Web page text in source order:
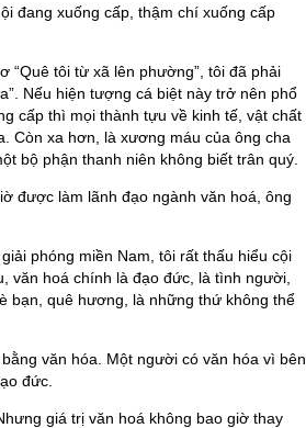
đang xuống cấp, thậm chí xuống cấp
“Quê tôi từ xã lên phường”, tôi đã phải
Nếu hiện tượng cá biệt này trở nên phổ
cấp thì mọi thành tựu về kinh tế, vật chất
Còn xa hơn, là xương máu của ông cha
bộ phận thanh niên không biết trân quý.
được làm lãnh đạo ngành văn hoá, ông
phóng miền Nam, tôi rất thấu hiểu cội
văn hoá chính là đạo đức, là tình người,
bạn, quê hương, là những thứ không thể
văn hóa. Một người có văn hóa vì bên
đức.
giá trị văn hoá không bao giờ thay